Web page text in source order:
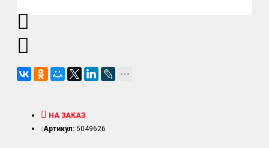
НА ЗАКАЗ
Артикул: 5049626